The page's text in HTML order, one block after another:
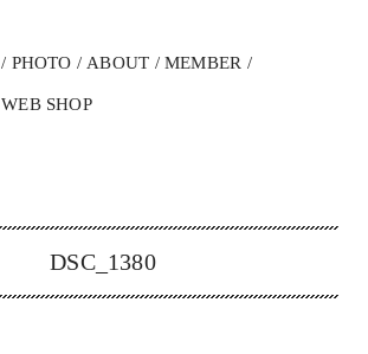
PHOTO ABOUT MEMBER
WEB SHOP
DSC_1380